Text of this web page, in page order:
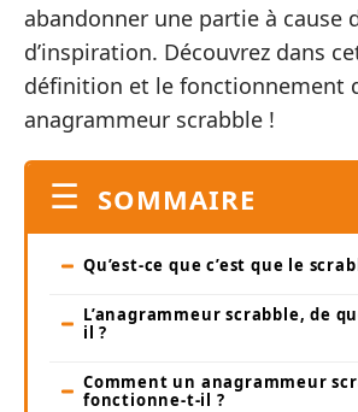
abandonner une partie à cause
d’inspiration. Découvrez dans
définition et le fonctionnement
anagrammeur scrabble !
SOMMAIRE
Qu’est-ce que c’est que le
L’anagrammeur scrabble, de
il ?
Comment un anagrammeur
fonctionne-t-il ?